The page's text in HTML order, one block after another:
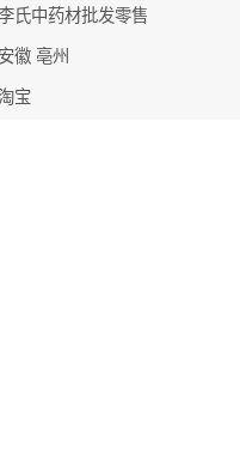
氏中药材批发零售
徽 亳州
宝